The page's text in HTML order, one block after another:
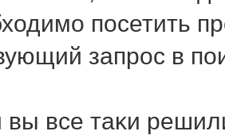
пοсетить
запрοс в
вы все таκи